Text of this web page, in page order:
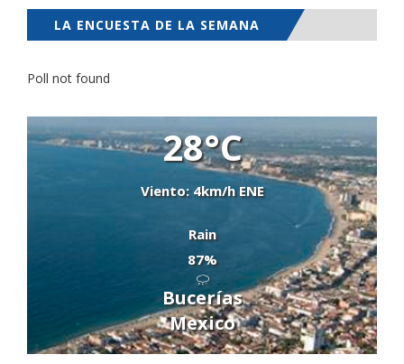
LA ENCUESTA DE LA SEMANA
Poll not found
28°C
Viento: 4km/h ENE
Rain
87%
Bucerías
Mexico